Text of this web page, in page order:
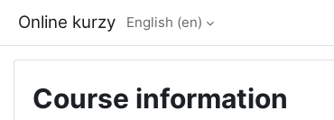
Online kurzy English ‎(en)‎
Course information